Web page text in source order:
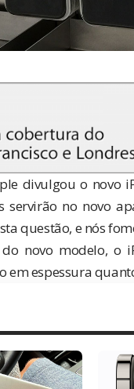
divulgou o novo
no novo
questão, e nós
novo modelo, o
em espessura